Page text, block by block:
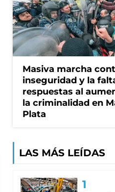
Masiva marcha
inseguridad y la
respuestas al
la criminalidad en
Plata
LAS MÁS LEÍDAS